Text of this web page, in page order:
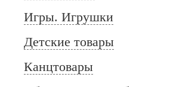
Игры. Игрушки
Детские товары
Канцтовары